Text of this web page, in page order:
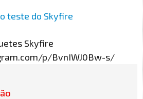
teste do Skyfire
Skyfire
p/BvnIWJ0Bw-s/